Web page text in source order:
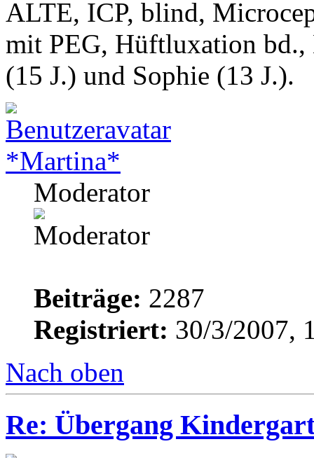
ALTE, ICP, blind,
mit PEG, Hüftluxation bd.,
(15 J.) und Sophie (13 J.).
*Martina*
Moderator
Beiträge: 2287
Registriert: 30/3/2007,
Nach oben
Re: Übergang